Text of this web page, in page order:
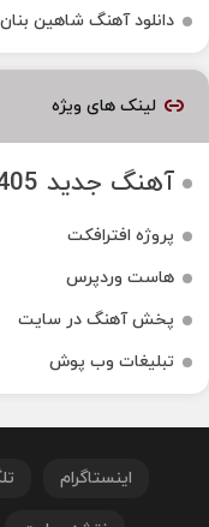
دانلود آهنگ شاهین
لینک های ویژه
آهنگ جدید 1405
پروژه افترافکت
هاست وردپرس
پخش آهنگ در سایت
تبلیغات وب پوش
اینستاگرام